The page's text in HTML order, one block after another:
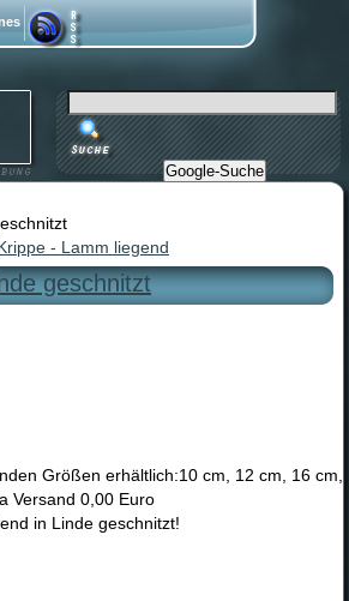
- Lamm liegend
geschnitzt
Größen erhältlich:10 cm, 12 cm, 16 cm,
Versand 0,00 Euro
in Linde geschnitzt!
Google-Suche